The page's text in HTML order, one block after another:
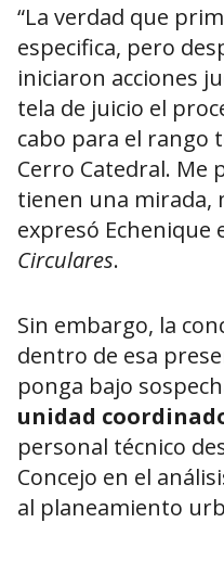
“La verdad que
especifica, pero
iniciaron acciones
tela de juicio el
cabo para el rango
Cerro Catedral. Me
tienen una mirada,
expresó Echenique
Circulares.
Sin embargo, la
dentro de esa
ponga bajo
unidad
personal técnico
Concejo en el
al planeamiento